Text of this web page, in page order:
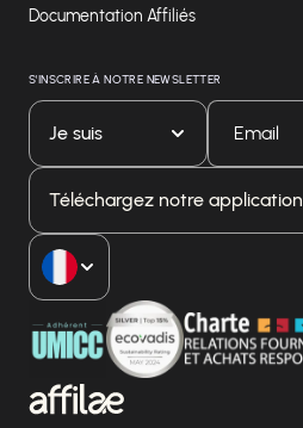
Documentation Affiliés
S'INSCRIRE À NOTRE NEWSLETTER
Je suis
Téléchargez notre application